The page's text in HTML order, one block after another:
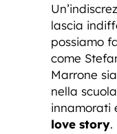
lascia
possiamo
come
Marrone
nella
innamorati
love story.